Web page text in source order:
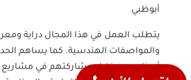
أبوظبي
يتطلب العمل في هذا المجال دراية
والمواصفات الهندسية. كما يساهم
أبوظبي من خلال مشاركتهم في